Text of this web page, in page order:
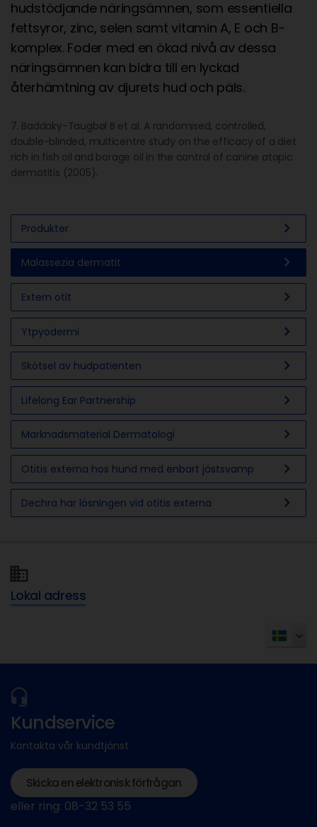
hudstödjande näringsämnen, som essentiella
fettsyror, zinc, selen samt vitamin A, E och B-
komplex. Foder med en ökad nivå av dessa
näringsämnen kan bidra till en lyckad
återhämtning av djurets hud och päls.
7. Baddaky-Taugbøl B et al. A randomised, controlled,
double-blinded, multicentre study on the efficacy of a diet
rich in fish oil and borage oil in the control of canine atopic
dermatitis (2005).
Produkter chevron_right
Malassezia dermatit chevron_right
Extern otit chevron_right
Ytpyodermi chevron_right
Skötsel av hudpatienten chevron_right
Lifelong Ear Partnership chevron_right
Marknadsmaterial Dermatologi chevron_right
Otitis externa hos hund med enbart jästsvamp chevron_right
Dechra har lösningen vid otitis externa chevron_right
Lokal adress
Kundservice
Kontakta vår kundtjänst
Skicka en elektronisk förfrågan
eller ring: 08-32 53 55